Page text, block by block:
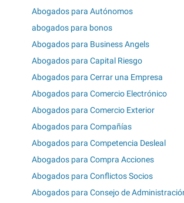
Abogados para Autónomos
abogados para bonos
Abogados para Business Angels
Abogados para Capital Riesgo
Abogados para Cerrar una Empresa
Abogados para Comercio Electrónico
Abogados para Comercio Exterior
Abogados para Compañías
Abogados para Competencia Desleal
Abogados para Compra Acciones
Abogados para Conflictos Socios
Abogados para Consejo de